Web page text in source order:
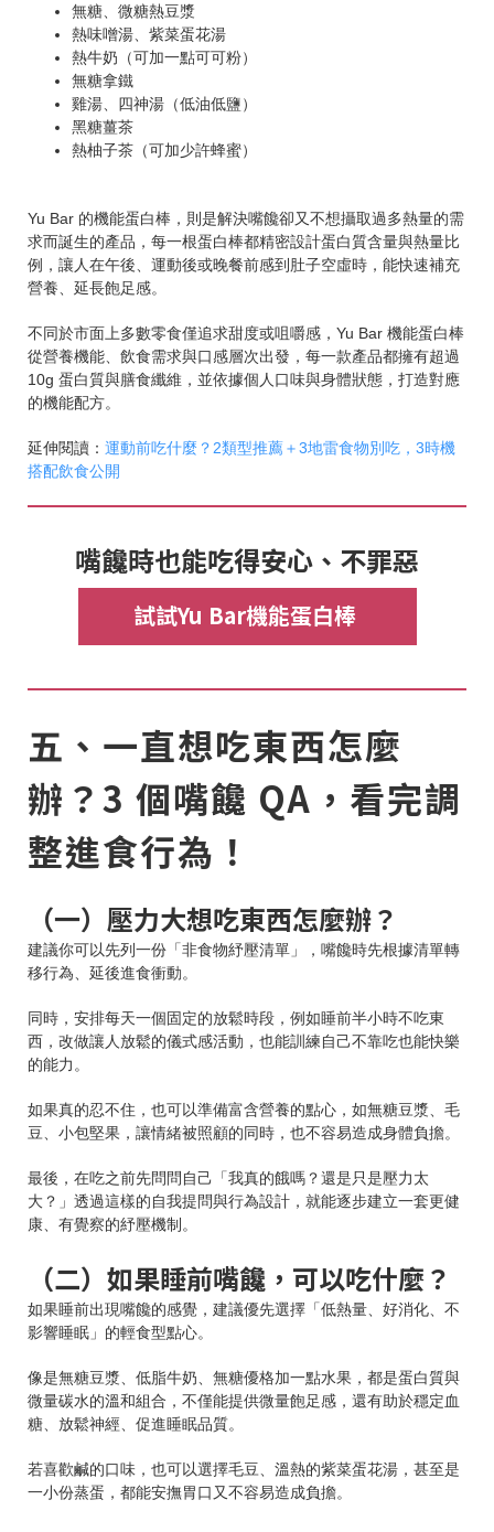
無糖、微糖熱豆漿
熱味噌湯、紫菜蛋花湯
熱牛奶（可加一點可可粉）
無糖拿鐵
雞湯、四神湯（低油低鹽）
黑糖薑茶
熱柚子茶（可加少許蜂蜜）
Yu Bar 的機能蛋白棒，則是解決嘴饞卻又不想攝取過多熱量的需
求而誕生的產品，每一根蛋白棒都精密設計蛋白質含量與熱量比
例，讓人在午後、運動後或晚餐前感到肚子空虛時，能快速補充
營養、延長飽足感。
不同於市面上多數零食僅追求甜度或咀嚼感，Yu Bar 機能蛋白棒
從營養機能、飲食需求與口感層次出發，每一款產品都擁有超過
10g 蛋白質與膳食纖維，並依據個人口味與身體狀態，打造對應
的機能配方。
延伸閱讀： 運動前吃什麼？2類型推薦＋3地雷食物別吃，3時機
搭配飲食公開
嘴饞時也能吃得安心、不罪惡
試試Yu Bar機能蛋白棒
五、一直想吃東西怎麼
辦？3 個嘴饞 QA，看完調
整進食行為！
（一）壓力大想吃東西怎麼辦？
建議你可以先列一份「非食物紓壓清單」，嘴饞時先根據清單轉
移行為、延後進食衝動。
同時，安排每天一個固定的放鬆時段，例如睡前半小時不吃東
西，改做讓人放鬆的儀式感活動，也能訓練自己不靠吃也能快樂
的能力。
如果真的忍不住，也可以準備富含營養的點心，如無糖豆漿、毛
豆、小包堅果，讓情緒被照顧的同時，也不容易造成身體負擔。
最後，在吃之前先問問自己「我真的餓嗎？還是只是壓力太
大？」透過這樣的自我提問與行為設計，就能逐步建立一套更健
康、有覺察的紓壓機制。
（二）如果睡前嘴饞，可以吃什麼？
如果睡前出現嘴饞的感覺，建議優先選擇「低熱量、好消化、不
影響睡眠」的輕食型點心。
像是無糖豆漿、低脂牛奶、無糖優格加一點水果，都是蛋白質與
微量碳水的溫和組合，不僅能提供微量飽足感，還有助於穩定血
糖、放鬆神經、促進睡眠品質。
若喜歡鹹的口味，也可以選擇毛豆、溫熱的紫菜蛋花湯，甚至是
一小份蒸蛋，都能安撫胃口又不容易造成負擔。